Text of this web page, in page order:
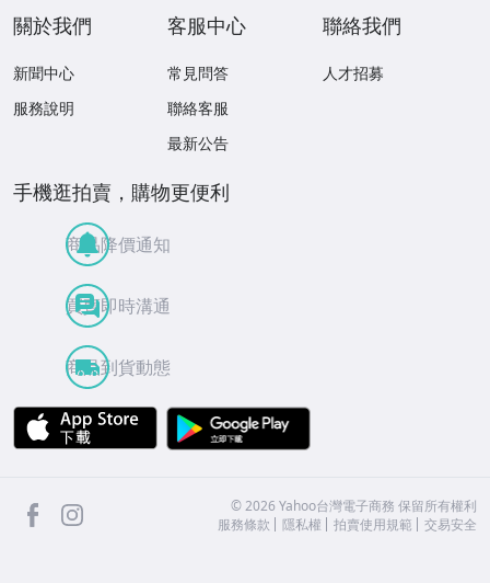
關於我們
新聞中心
服務說明
客服中心
常見問答
聯絡客服
最新公告
聯絡我們
人才招募
手機逛拍賣，購物更便利
商品降價通知
買賣即時溝通
商品到貨動態
APP Store
facebook ©2026 Yahoo台灣電子商務 保留所有權利
服務條款
隱私權 拍賣使用規範 交易安全